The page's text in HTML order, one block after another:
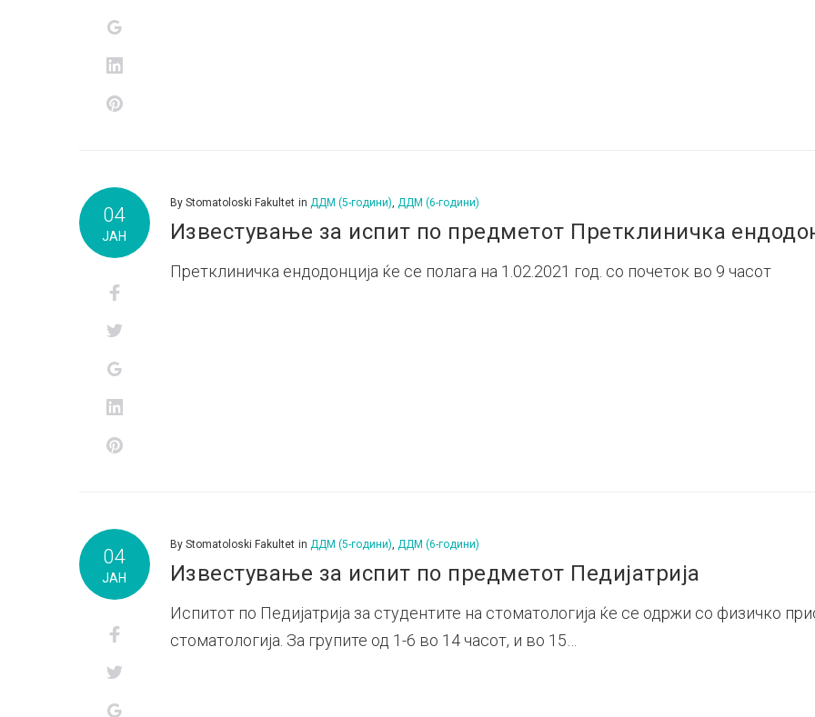
Google+
Pinterest
04
ЈАН
Twitter
Google+
Pinterest
By Stomatoloski Fakultet in ДДМ (5-години), ДДМ (6-години)
Известување за испит по предметот Претклиничка
Претклиничка ендодонција ќе се полага на 1.02.2021 год. со почеток во 9 часот
04
ЈАН
Facebook
Twitter
Google+
By Stomatoloski Fakultet in ДДМ (5-години), ДДМ (6-години)
Известување за испит по предметот Педијатрија
Испитот по Педијатрија за студентите на стоматологија ќе се одржи со физичко
стоматологија. За групите од 1-6 во 14 часот, и во 15…